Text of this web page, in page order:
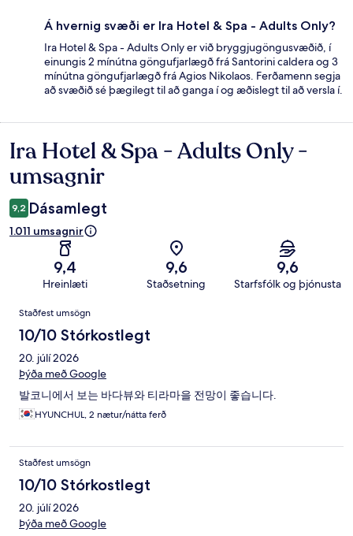
Á hvernig svæði er Ira Hotel & Spa - Adults Only?
Ira Hotel & Spa - Adults Only er við bryggjugöngusvæðið, í
einungis 2 mínútna göngufjarlægð frá Santorini caldera og 3
mínútna göngufjarlægð frá Agios Nikolaos. Ferðamenn segja
að svæðið sé þægilegt til að ganga í og æðislegt til að versla í.
Umsagnir
Ira Hotel & Spa - Adults Only -
umsagnir
9,2 Dásamlegt
1.011 umsagnir
9,4
Hreinlæti
9,6
Staðsetning
9,6
Starfsfólk og þjónusta
Umsagnir
Staðfest umsögn
10/10 Stórkostlegt
20. júlí 2026
Þýða með Google
발코니에서 보는 바다뷰와 티라마을 전망이 좋습니다.
HYUNCHUL, 2 nætur/nátta ferð
Staðfest umsögn
10/10 Stórkostlegt
20. júlí 2026
Þýða með Google